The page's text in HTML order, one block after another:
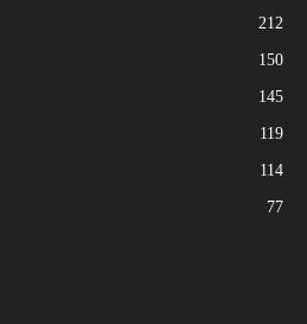
212
150
145
119
114
77